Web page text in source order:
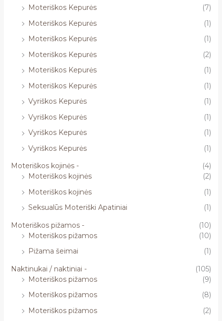
Moteriškos Kepurės
(7)
Moteriškos Kepurės
(1)
Moteriškos Kepurės
(1)
Moteriškos Kepurės
(2)
Moteriškos Kepurės
(1)
Moteriškos Kepurės
(1)
Vyriškos Kepurės
(1)
Vyriškos Kepurės
(1)
Vyriškos Kepurės
(1)
Vyriškos Kepurės
(1)
Moteriškos kojinės -
(4)
Moteriškos kojinės
(2)
Moteriškos kojinės
(1)
Seksualūs Moteriški Apatiniai
(1)
Moteriškos pižamos -
(10)
Moteriškos pižamos
(10)
Pižama šeimai
(1)
Naktinukai / naktiniai -
(105)
Moteriškos pižamos
(9)
Moteriškos pižamos
(8)
Moteriškos pižamos
(2)